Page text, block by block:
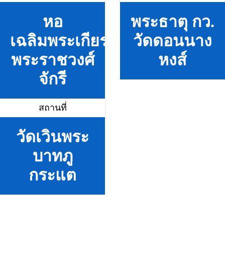
หอ
เฉลิมพระเกียรติ
พระราชวงศ์
จักรี
พระธาตุ กว.
วัดดอนนาง
หงส์
สถานที่
วัดเวินพระ
บาทภู
กระแต